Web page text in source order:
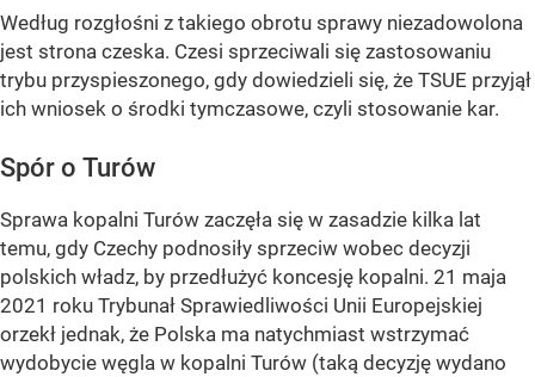
Według rozgłośni z takiego obrotu sprawy niezadowolona
jest strona czeska. Czesi sprzeciwali się zastosowaniu
trybu przyspieszonego, gdy dowiedzieli się, że TSUE przyjął
ich wniosek o środki tymczasowe, czyli stosowanie kar.
Spór o Turów
Sprawa kopalni Turów zaczęła się w zasadzie kilka lat
temu, gdy Czechy podnosiły sprzeciw wobec decyzji
polskich władz, by przedłużyć koncesję kopalni. 21 maja
2021 roku Trybunał Sprawiedliwości Unii Europejskiej
orzekł jednak, że Polska ma natychmiast wstrzymać
wydobycie węgla w kopalni Turów (taką decyzję wydano